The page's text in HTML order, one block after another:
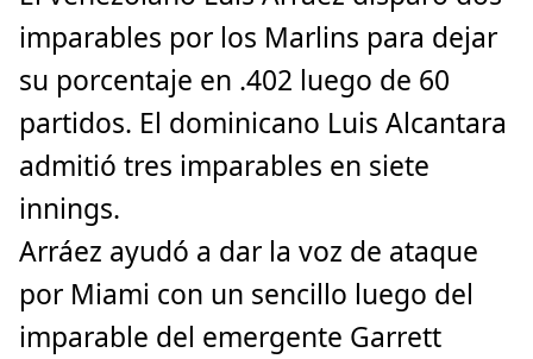
imparables por los Marlins para dejar
su porcentaje en .402 luego de 60
partidos. El dominicano Luis Alcantara
admitió tres imparables en siete
innings.
Arráez ayudó a dar la voz de ataque
por Miami con un sencillo luego del
imparable del emergente Garrett